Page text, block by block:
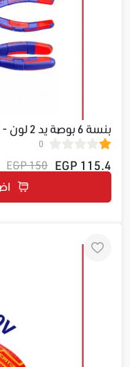
بنسة 6 بوصة يد 2 لون - EPLRC0611
0
115.4 EGP
150 EGP